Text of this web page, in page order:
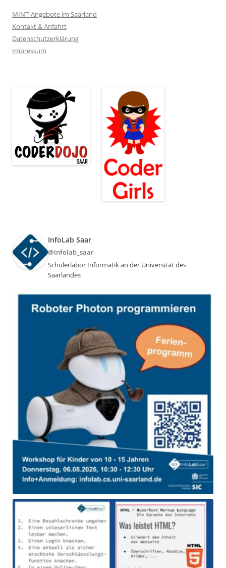
MINT-Angebote im Saarland
Kontakt & Anfahrt
Datenschutzerklärung
Impressum
InfoLab Saar
@infolab_saar
Schülerlabor Informatik an der Universität des
Saarlandes